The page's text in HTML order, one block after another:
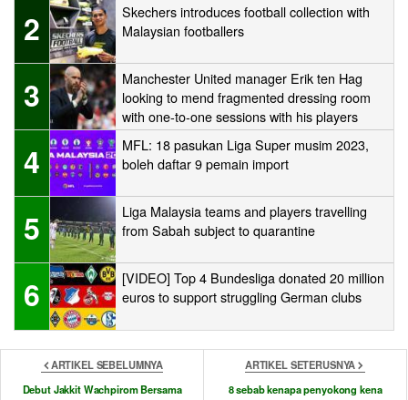
2
Skechers introduces football collection with
Malaysian footballers
3
Manchester United manager Erik ten Hag
looking to mend fragmented dressing room
with one-to-one sessions with his players
4
MFL: 18 pasukan Liga Super musim 2023,
boleh daftar 9 pemain import
5
Liga Malaysia teams and players travelling
from Sabah subject to quarantine
6
[VIDEO] Top 4 Bundesliga donated 20 million
euros to support struggling German clubs
ARTIKEL SEBELUMNYA
Debut Jakkit Wachpirom Bersama
ARTIKEL SETERUSNYA
8 sebab kenapa penyokong kena